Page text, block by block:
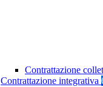
Contrattazione
Contrattazione integrativa